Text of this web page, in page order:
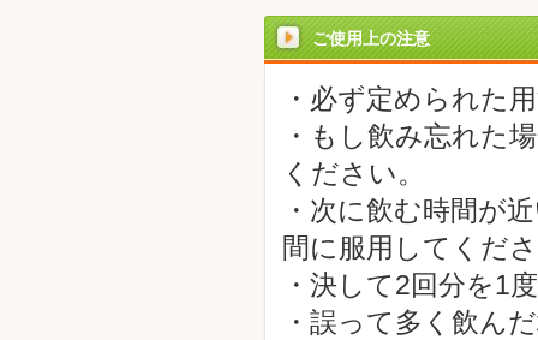
ご使用上の注意
・必ず定められた
・もし飲み忘れた
ください。
・次に飲む時間が
間に服用してくだ
・決して2回分を1
・誤って多く飲ん